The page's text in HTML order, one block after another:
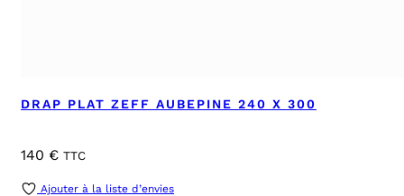
DRAP PLAT ZEFF AUBEPINE 240 X 300
140 € TTC
Ajouter à la liste d’envies